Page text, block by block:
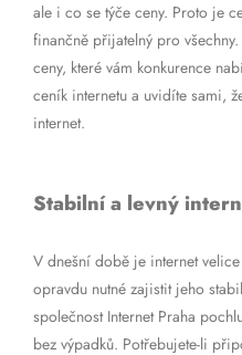
ale i co se týče ceny. Proto je
finančně přijatelný pro
ceny, které vám konkurence
ceník internetu a uvidíte sami,
internet.
Stabilní a levný
V dnešní době je internet
opravdu nutné zajistit jeho
společnost Internet Praha
bez výpadků. Potřebujete-li